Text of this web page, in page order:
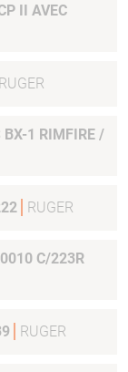
RUGER
RUGER
C/223R
RUGER